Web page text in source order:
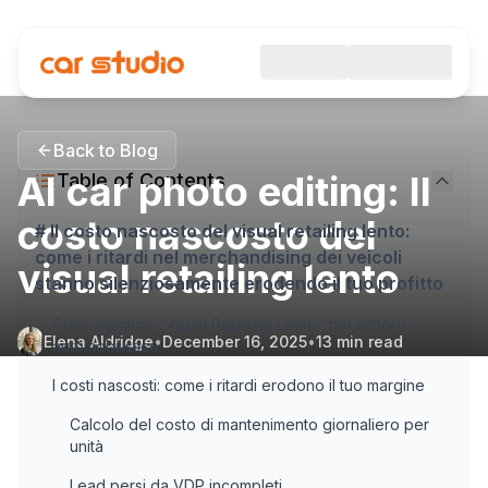
Back to Blog
AI car photo editing: Il
costo nascosto del
visual retailing lento
Elena Aldridge•December 16, 2025•13 min read
Table of Contents
# Il costo nascosto del visual retailing lento:
come i ritardi nel merchandising dei veicoli
stanno silenziosamente erodendo il tuo profitto
automobilistico
I costi nascosti: come i ritardi erodono il tuo margine
Calcolo del costo di mantenimento giornaliero per
unità